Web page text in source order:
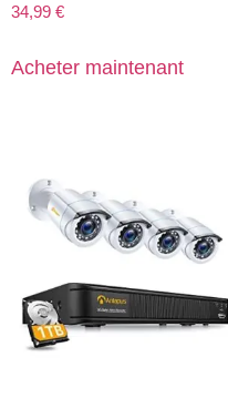
34,99 €
Acheter maintenant